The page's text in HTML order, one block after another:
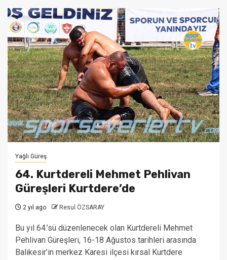
Yağlı Güreş
64. Kurtdereli Mehmet Pehlivan
Güreşleri Kurtdere’de
2 yıl ago Resul ÖZSARAY
Bu yıl 64.’sü düzenlenecek olan Kurtdereli Mehmet
Pehlivan Güreşleri, 16-18 Ağustos tarihleri arasında
Balıkesir’in merkez Karesi ilçesi kırsal Kurtdere